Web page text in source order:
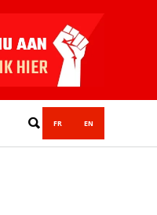
FR EN